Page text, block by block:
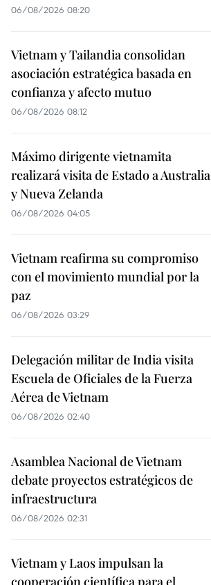
06/08/2026 08:20
Vietnam y Tailandia consolidan
asociación estratégica basada en
confianza y afecto mutuo
06/08/2026 08:12
Máximo dirigente vietnamita
realizará visita de Estado a Australia
y Nueva Zelanda
06/08/2026 04:05
Vietnam reafirma su compromiso
con el movimiento mundial por la
paz
06/08/2026 03:29
Delegación militar de India visita
Escuela de Oficiales de la Fuerza
Aérea de Vietnam
06/08/2026 02:40
Asamblea Nacional de Vietnam
debate proyectos estratégicos de
infraestructura
06/08/2026 02:31
Vietnam y Laos impulsan la